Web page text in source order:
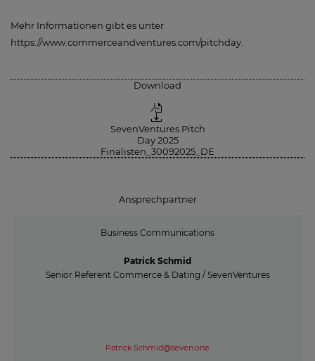
Mehr Informationen gibt es unter
https://www.commerceandventures.com/pitchday.
Download
SevenVentures Pitch
Day 2025
Finalisten_30092025_DE
Ansprechpartner
Business Communications
Patrick Schmid
Senior Referent Commerce & Dating / SevenVentures
Patrick.Schmid@seven.one